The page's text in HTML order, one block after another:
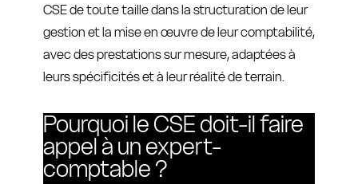
CSE de toute taille dans la structuration de leur
gestion et la mise en œuvre de leur comptabilité,
avec des prestations sur mesure, adaptées à
leurs spécificités et à leur réalité de terrain.
Pourquoi le CSE doit-il faire
appel à un expert-
comptable ?